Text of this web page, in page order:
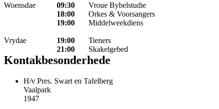
Woensdae
Vrydae
09:30
18:00
19:00
19:00
21:00
Vroue Bybelstudie
Orkes & Voorsangers
Middelweekdiens
Tieners
Skakelgebed
Kontakbesonderhede
H/v Pres. Swart en Tafelberg
Vaalpark
1947